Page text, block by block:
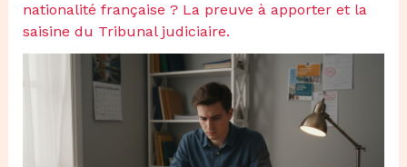
nationalité française ? La preuve à apporter et la
saisine du Tribunal judiciaire.